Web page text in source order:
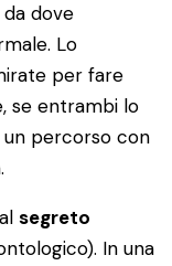
dove
Lo
per fare
se entrambi lo
percorso con
segreto
In una